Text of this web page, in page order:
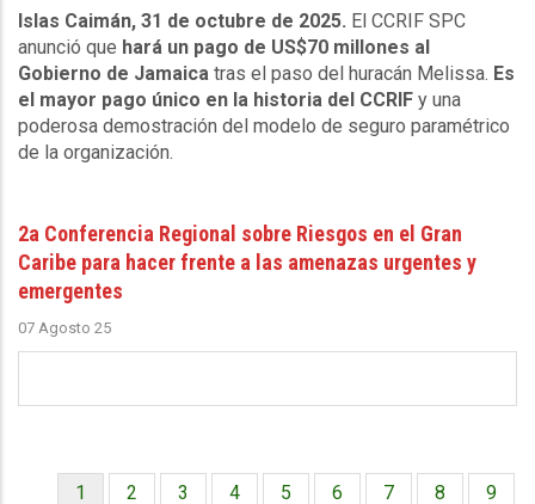
Islas Caimán, 31 de octubre de 2025. El CCRIF SPC
anunció que hará un pago de US$70 millones al
Gobierno de Jamaica tras el paso del huracán Melissa. Es
el mayor pago único en la historia del CCRIF y una
poderosa demostración del modelo de seguro paramétrico
de la organización.
2a Conferencia Regional sobre Riesgos en el Gran
Caribe para hacer frente a las amenazas urgentes y
emergentes
07 Agosto 25
Página
1 Página
2 Página
3 Página
4 Página
5 Página
6 Página
7 Página
8
9